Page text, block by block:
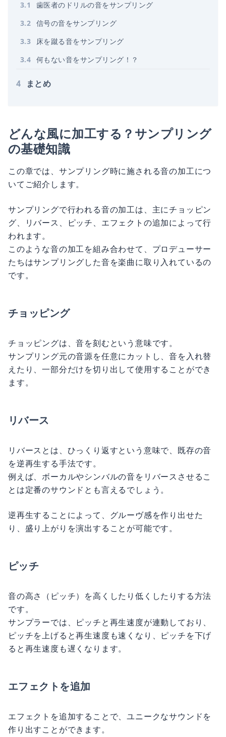
3.1
歯医者のドリルの音をサンプリング
3.2 信号の音をサンプリング
3.3
床を蹴る音をサンプリング
3.4 何もない音をサンプリング！？
4 まとめ
どんな風に加工する？サンプリング
の基礎知識
この章では、サンプリング時に施される音の加工につ
いてご紹介します。
サンプリングで行われる音の加工は、主にチョッピン
グ、リバース、ピッチ、エフェクトの追加によって行
われます。
このような音の加工を組み合わせて、プロデューサー
たちはサンプリングした音を楽曲に取り入れているの
です。
チョッピング
チョッピングは、音を刻むという意味です。
サンプリング元の音源を任意にカットし、音を入れ替
えたり、一部分だけを切り出して使用することができ
ます。
リバース
リバースとは、ひっくり返すという意味で、既存の音
を逆再生する手法です。
例えば、ボーカルやシンバルの音をリバースさせるこ
とは定番のサウンドとも言えるでしょう。
逆再生することによって、グルーヴ感を作り出せた
り、盛り上がりを演出することが可能です。
ピッチ
音の高さ（ピッチ）を高くしたり低くしたりする方法
です。
サンプラーでは、ピッチと再生速度が連動しており、
ピッチを上げると再生速度も速くなり、ピッチを下げ
ると再生速度も遅くなります。
エフェクトを追加
エフェクトを追加することで、ユニークなサウンドを
作り出すことができます。